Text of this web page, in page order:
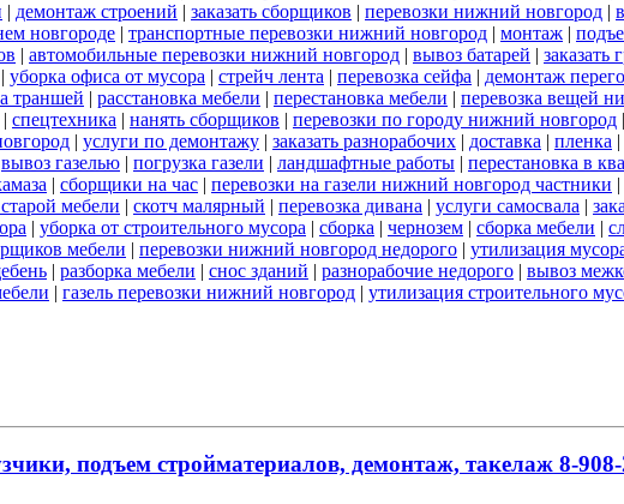
| демонтаж строений | заказать сборщиков | перевозки нижний новгород |
новгороде | транспортные перевозки нижний новгород | монтаж |
| автомобильные перевозки нижний новгород | вывоз батарей | заказать
| уборка офиса от мусора | стрейч лента | перевозка сейфа | демонтаж
траншей | расстановка мебели | перестановка мебели | перевозка вещей
| спецтехника | нанять сборщиков | перевозки по городу нижний новгород |
| услуги по демонтажу | заказать разнорабочих | доставка | пленка |
вывоз газелью | погрузка газели | ландшафтные работы | перестановка в
| сборщики на час | перевозки на газели нижний новгород частники |
мебели | скотч малярный | перевозка дивана | услуги самосвала |
| уборка от строительного мусора | сборка | чернозем | сборка мебели |
мебели | перевозки нижний новгород недорого | утилизация
| разборка мебели | снос зданий | разнорабочие недорого | вывоз
| газель перевозки нижний новгород | утилизация строительного
подъем стройматериалов, демонтаж, такелаж 8-